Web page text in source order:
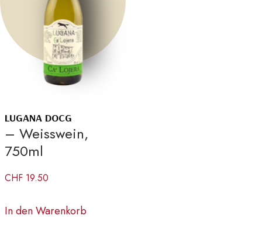
LUGANA DOCG
– Weisswein,
750ml
CHF 19.50
In den Warenkorb